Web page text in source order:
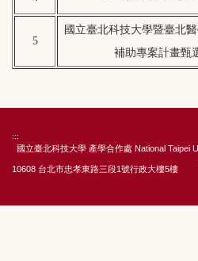
5
國立臺北科技大學暨臺北
補助專案計畫甄
:::
國立臺北科技大學 產學合作處 National
10608 台北市忠孝東路三段1號行政大樓5樓